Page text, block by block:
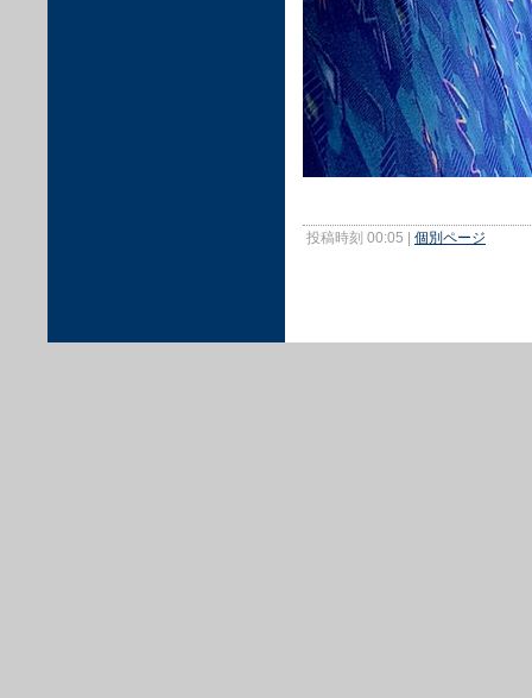
投稿時刻 00:05 | 個別ページ